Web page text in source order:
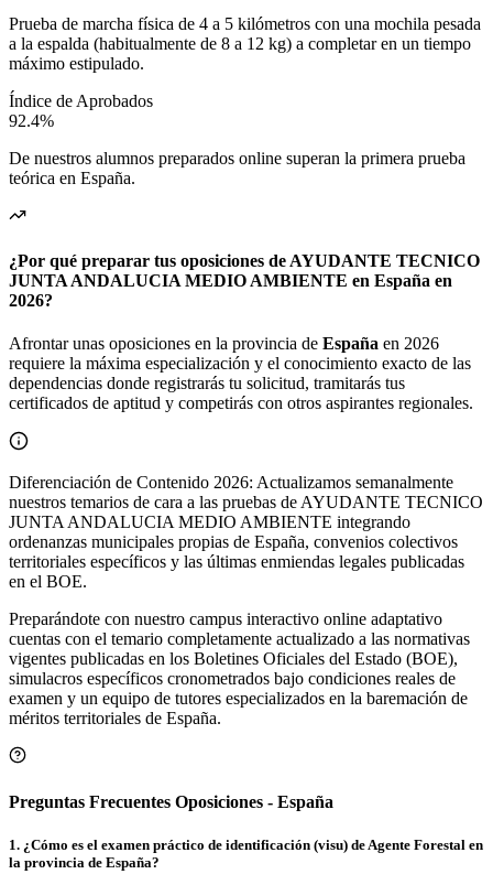
Prueba de marcha física de 4 a 5 kilómetros con una mochila pesada
a la espalda (habitualmente de 8 a 12 kg) a completar en un tiempo
máximo estipulado.
Índice de Aprobados
92.4%
De nuestros alumnos preparados online superan la primera prueba
teórica en España.
¿Por qué preparar tus oposiciones de AYUDANTE TECNICO
JUNTA ANDALUCIA MEDIO AMBIENTE en España en
2026?
Afrontar unas oposiciones en la provincia de España en 2026
requiere la máxima especialización y el conocimiento exacto de las
dependencias donde registrarás tu solicitud, tramitarás tus
certificados de aptitud y competirás con otros aspirantes regionales.
Diferenciación de Contenido 2026: Actualizamos semanalmente
nuestros temarios de cara a las pruebas de AYUDANTE TECNICO
JUNTA ANDALUCIA MEDIO AMBIENTE integrando
ordenanzas municipales propias de España, convenios colectivos
territoriales específicos y las últimas enmiendas legales publicadas
en el BOE.
Preparándote con nuestro campus interactivo online adaptativo
cuentas con el temario completamente actualizado a las normativas
vigentes publicadas en los Boletines Oficiales del Estado (BOE),
simulacros específicos cronometrados bajo condiciones reales de
examen y un equipo de tutores especializados en la baremación de
méritos territoriales de España.
Preguntas Frecuentes Oposiciones - España
1. ¿Cómo es el examen práctico de identificación (visu) de Agente Forestal en
la provincia de España?